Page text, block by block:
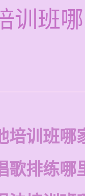
训班
培训班哪
歌排练哪